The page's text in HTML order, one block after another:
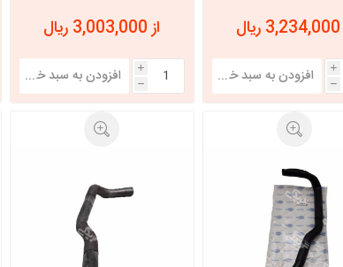
i
h
از 3,003,000 ریال
i
h